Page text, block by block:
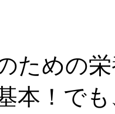
ための
本！で